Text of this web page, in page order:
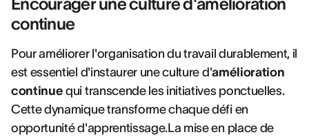
Encourager une culture d'amélioration
continue
Pour améliorer l'organisation du travail durablement, il
est essentiel d'instaurer une culture d'amélioration
continue qui transcende les initiatives ponctuelles.
Cette dynamique transforme chaque défi en
opportunité d'apprentissage.La mise en place de